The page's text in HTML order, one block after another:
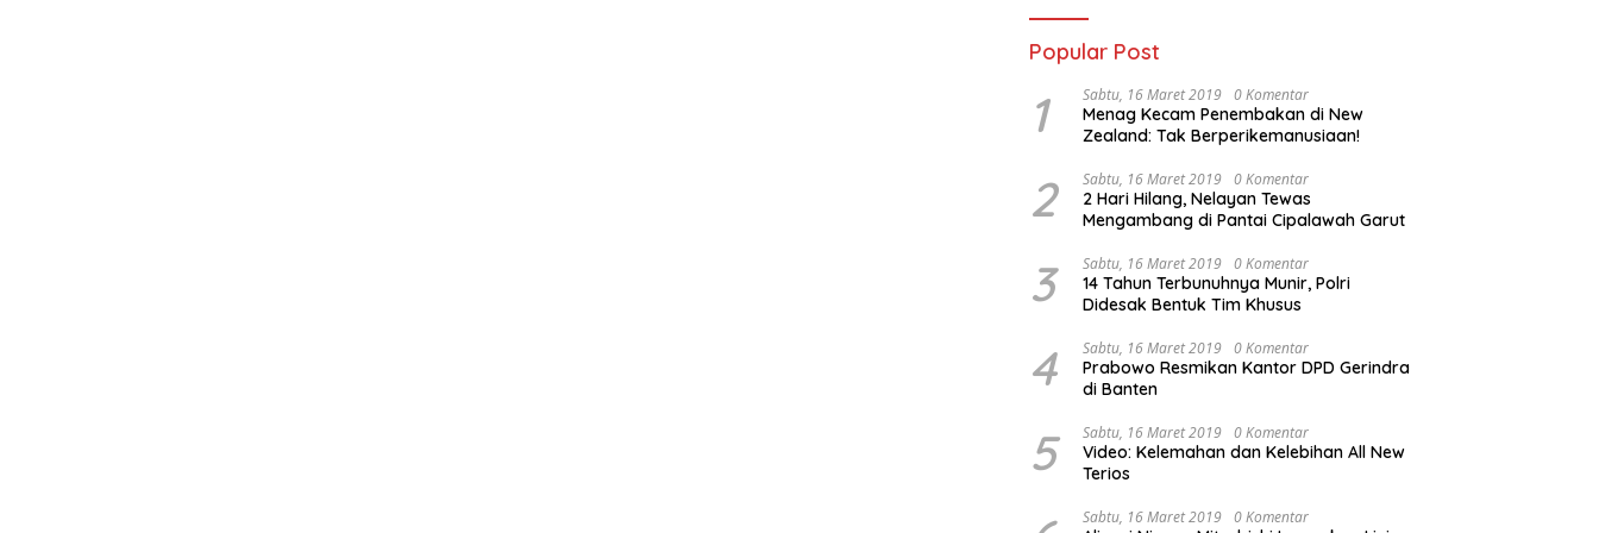
Popular Post
1 Sabtu, 16 Maret 2019 0 Komentar
Menag Kecam Penembakan di New
Zealand: Tak Berperikemanusiaan!
2 Sabtu, 16 Maret 2019 0 Komentar
2 Hari Hilang, Nelayan Tewas
Mengambang di Pantai Cipalawah Garut
3 Sabtu, 16 Maret 2019 0 Komentar
14 Tahun Terbunuhnya Munir, Polri
Didesak Bentuk Tim Khusus
4 Sabtu, 16 Maret 2019 0 Komentar
Prabowo Resmikan Kantor DPD Gerindra
di Banten
5 Sabtu, 16 Maret 2019 0 Komentar
Video: Kelemahan dan Kelebihan All New
Terios
Sabtu, 16 Maret 2019 0 Komentar